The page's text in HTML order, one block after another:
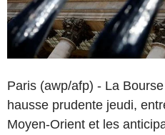
Paris (awp/afp) - La
hausse prudente jeudi,
Moyen-Orient et les